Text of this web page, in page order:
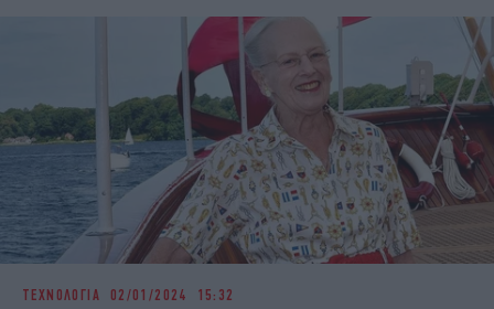
ΤΕΧΝΟΛΟΓΙΑ 02/01/2024 15:32